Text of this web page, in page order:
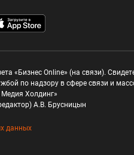
«Бизнес Online» (на связи).
по надзору в сфере связи и
Холдинг»
А.В. Брусницын
данных